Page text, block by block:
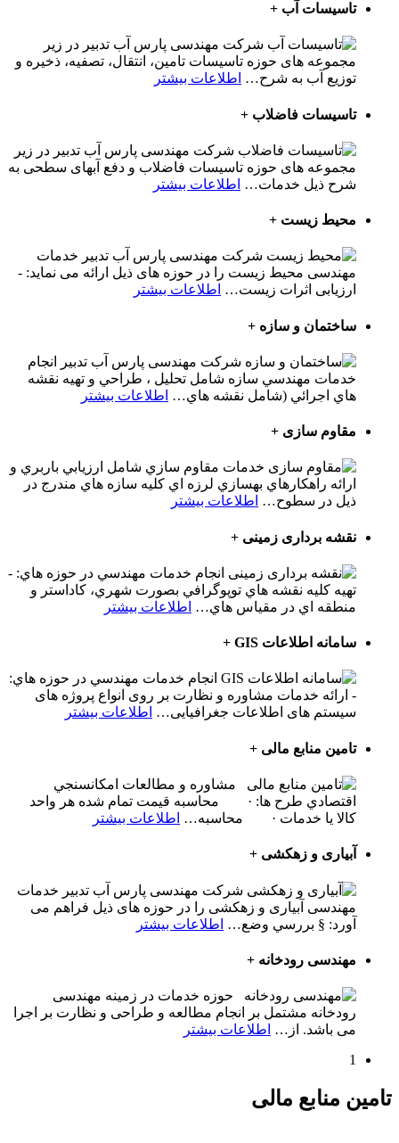
تاسيسات آب +
شرکت مهندسی پارس آب تدبیر در زیر
مجموعه های حوزه تاسیسات تامين، انتقال، تصفيه، ذخيره و
توزيع آب به شرح… اطلاعات بیشتر
تاسیسات فاضلاب +
شرکت مهندسی پارس آب تدبیر در زیر
مجموعه های حوزه تاسيسات فاضلاب و دفع آبهای سطحی به
شرح ذیل خدمات… اطلاعات بیشتر
محیط زیست +
شرکت مهندسی پارس آب تدبیر خدمات
مهندسی محیط زیست را در حوزه های ذیل ارائه می نماید: -
ارزیابی اثرات زیست… اطلاعات بیشتر
ساختمان و سازه +
شرکت مهندسی پارس آب تدبیر انجام
خدمات مهندسي سازه شامل تحليل ، طراحي و تهيه نقشه
هاي اجرائي (شامل نقشه هاي… اطلاعات بیشتر
مقاوم سازی +
خدمات مقاوم سازي شامل ارزيابي باربري و
ارائه راهكارهاي بهسازي لرزه اي كليه سازه هاي مندرج در
ذيل در سطوح… اطلاعات بیشتر
نقشه برداری زمینی +
انجام خدمات مهندسي در حوزه هاي: -
تهيه كليه نقشه هاي توپوگرافي بصورت شهري، كاداستر و
منطقه اي در مقياس هاي… اطلاعات بیشتر
سامانه اطلاعات GIS +
انجام خدمات مهندسي در حوزه هاي:
- ارائه خدمات مشاوره و نظارت بر روی انواع پروژه های
سیستم های اطلاعات جغرافیایی… اطلاعات بیشتر
تامین منابع مالی +
مشاوره و مطالعات امكانسنجي
اقتصادي طرح ها: · محاسبه قيمت تمام شده هر واحد
کالا يا خدمات · محاسبه… اطلاعات بیشتر
آبیاری و زهكشی +
شرکت مهندسی پارس آب تدبیر خدمات
مهندسی آبیاری و زهکشی را در حوزه های ذیل فراهم می
آورد: § بررسي وضع… اطلاعات بیشتر
مهندسی رودخانه +
حوزه خدمات در زمینه مهندسی
رودخانه مشتمل بر انجام مطالعه و طراحی و نظارت بر اجرا
می باشد. از … اطلاعات بیشتر
1
تامین منابع مالی